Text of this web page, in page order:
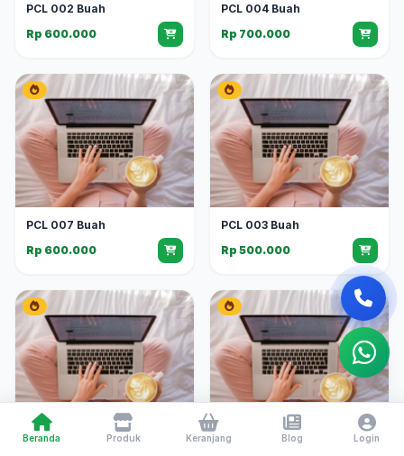
PCL 002 Buah
Rp 600.000
PCL 004 Buah
Rp 700.000
PCL 007 Buah
Rp 600.000
PCL 003 Buah
Rp 500.000
PCL 005 Buah PCL 001 Buah
Beranda Produk Keranjang Blog Login